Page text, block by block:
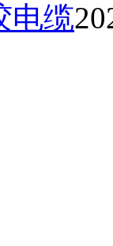
电缆